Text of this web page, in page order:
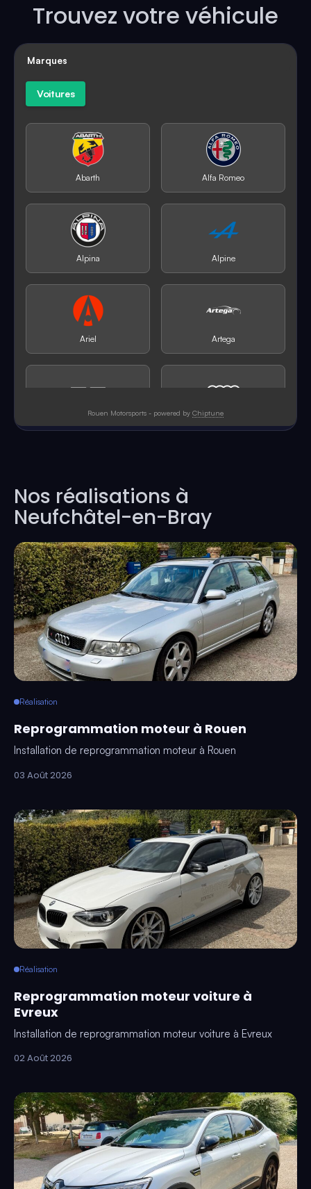
Trouvez votre véhicule
Nos réalisations à
Neufchâtel-en-Bray
Réalisation
Reprogrammation moteur à Rouen
Installation de reprogrammation moteur à Rouen
03 Août 2026
Réalisation
Reprogrammation moteur voiture à
Evreux
Installation de reprogrammation moteur voiture à Evreux
02 Août 2026